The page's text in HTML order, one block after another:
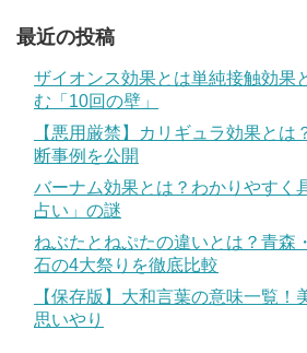
最近の投稿
ザイオンス効果とは単純接触効果
む「10回の壁」
【悪用厳禁】カリギュラ効果とは
断事例を公開
バーナム効果とは？わかりやすく
占い」の謎
ねぶたとねぷたの違いとは？青森
石の4大祭りを徹底比較
【保存版】大和言葉の意味一覧！
思いやり